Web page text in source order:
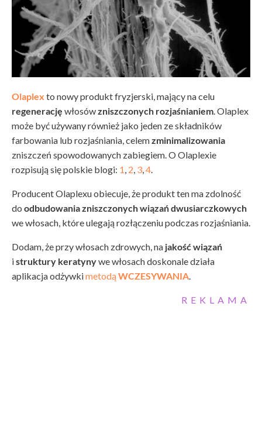
Olaplex to nowy produkt fryzjerski, mający na celu
regenerację włosówzniszczonych rozjaśnianiem. Olaplex
może być używany również jako jeden ze składników
farbowania lub rozjaśniania, celemzminimalizowania
zniszczeń spowodowanych zabiegiem. O Olaplexie
rozpisują się polskie blogi: 1, 2, 3,4.
Producent Olaplexu obiecuje, że produkt ten ma zdolność
do odbudowania zniszczonych wiązań dwusiarczkowych
we włosach, które ulegają rozłączeniu podczas rozjaśniania.
Dodam, że przy włosach zdrowych, na jakość wiązań
istruktury keratynywe włosach doskonale działa
aplikacja odżywkimetodą WCZESYWANIA.
REKLAMA